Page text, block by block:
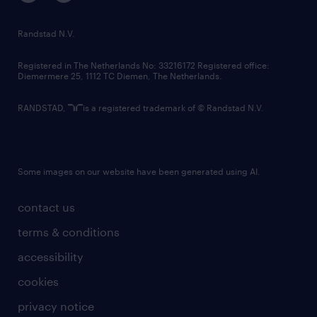
randstad innovation fund
country websites
contact us
terms & conditions
accessibility
cookies
privacy notice
Randstad N.V.
Registered in The Netherlands No: 33216172 Registered office:
Diemermere 25, 1112 TC Diemen, The Netherlands.
RANDSTAD, is a registered trademark of © Randstad N.V.
Some images on our website have been generated using AI.